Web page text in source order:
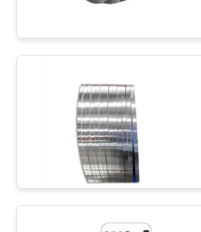
ЗАВОДУ
КОНТРОЛЬ
КАЧЕСТВА
СВЯЖИТЕСЬ
НАМИ
плита